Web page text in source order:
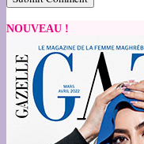
NOUVEAU !